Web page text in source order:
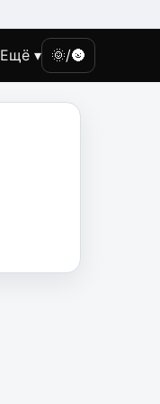
Ещё ▾ 🌞/🌚